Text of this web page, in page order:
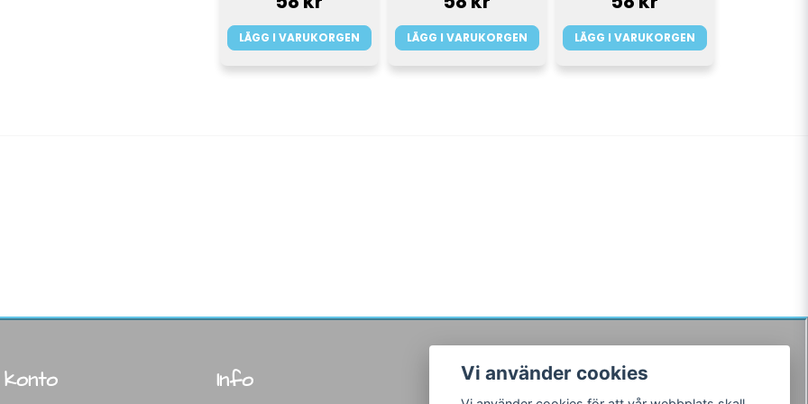
LÄGG I VARUKORGEN LÄGG I VARUKORGEN LÄGG I VARUKORGEN
Info Följ oss
Vi använder cookies